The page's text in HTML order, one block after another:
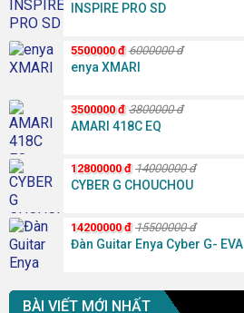
INSPIRE PRO SD
5500000 đ 6000000 đ
enya XMARI
3500000 đ 3800000 đ
AMARI 418C EQ
12800000 đ 14000000 đ
CYBER G CHOUCHOU
14200000 đ 15500000 đ
Đàn Guitar Enya Cyber G- EVA
BÀI VIẾT MỚI NHẤT